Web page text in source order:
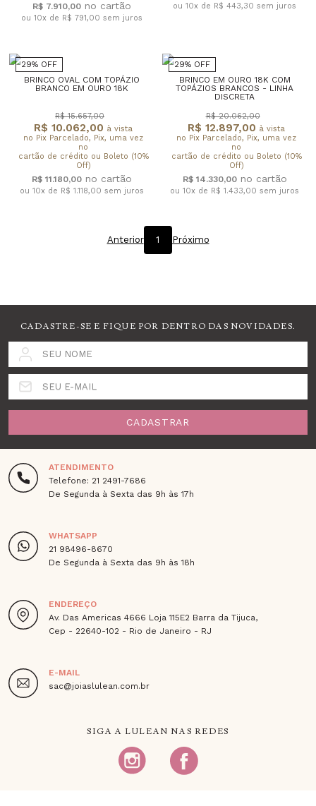
R$ 7.910,00
ou 10x de R$ 791,00 sem juros
ou 10x de R$ 443,30 sem juros
29% OFF
BRINCO OVAL COM TOPÁZIO
BRANCO EM OURO 18K
R$ 10.062,00 à vista
no Pix Parcelado, Pix, uma vez
no
cartão de crédito ou Boleto (10%
Off)
R$ 15.657,00
R$ 11.180,00
ou 10x de R$ 1.118,00 sem juros
29% OFF
BRINCO EM OURO 18K COM
TOPÁZIOS BRANCOS - LINHA
DISCRETA
R$ 12.897,00 à vista
no Pix Parcelado, Pix, uma vez
no
cartão de crédito ou Boleto (10%
Off)
R$ 20.062,00
R$ 14.330,00
ou 10x de R$ 1.433,00 sem juros
Anterior 1 Próximo
CADASTRE-SE E FIQUE POR DENTRO DAS NOVIDADES.
SEU NOME
SEU E-MAIL
CADASTRAR
ATENDIMENTO
Telefone: 21 2491-7686
De Segunda à Sexta das 9h às 17h
WHATSAPP
21 98496-8670
De Segunda à Sexta das 9h às 18h
ENDEREÇO
Av. Das Americas 4666 Loja 115E2 Barra da Tijuca,
Cep - 22640-102 - Rio de Janeiro - RJ
E-MAIL
sac@joiaslulean.com.br
SIGA A LULEAN NAS REDES